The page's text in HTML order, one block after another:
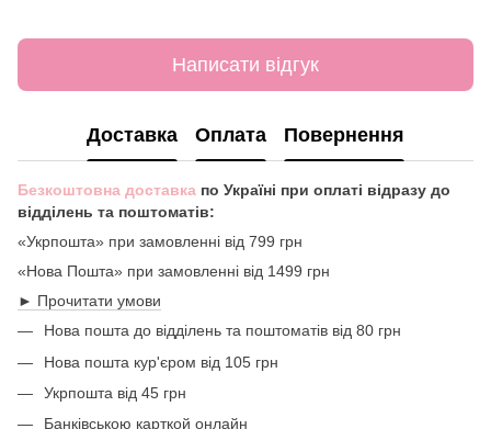
Написати відгук
Доставка Оплата Повернення
Безкоштовна доставка по Україні при оплаті відразу до
відділень та поштоматів:
«Укрпошта» при замовленні від 799 грн
«Нова Пошта» при замовленні від 1499 грн
► Прочитати умови
Нова пошта до відділень та поштоматів від 80 грн
Нова пошта кур'єром від 105 грн
Укрпошта від 45 грн
Банківською карткой онлайн